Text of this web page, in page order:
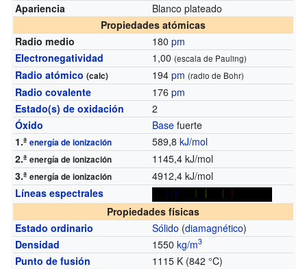
Apariencia
Blanco plateado
Propiedades atómicas
Radio medio
180pm
Electronegatividad
1,00(escala de Pauling)
Radio atómico (calc) 194pm (radio de Bohr)
Radio covalente 176pm
Estado(s) de oxidación
2
Óxido
Base fuerte
1.ªenergía de ionización 589,8kJ/mol
2.ªenergía de ionización
1145,4 kJ/mol
3.ªenergía de ionización
4912,4 kJ/mol
Líneas espectrales
Propiedades físicas
Estado ordinario
Sólido (diamagnético)
Densidad
1550kg/m3
Punto de fusión
1115 K (842 °C)